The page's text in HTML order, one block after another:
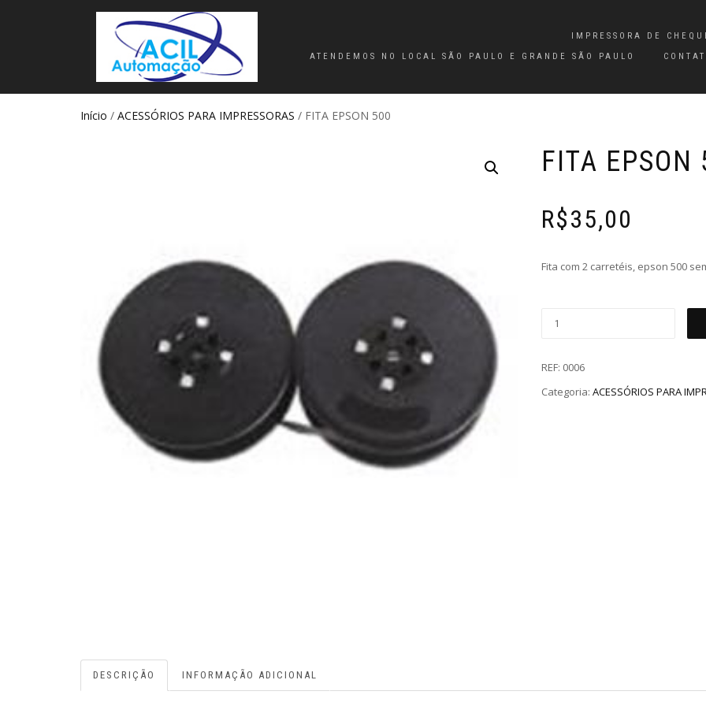
IMPRESSORA DE
ATENDEMOS NO LOCAL SÃO PAULO E GRANDE SÃO PAULO
Início / ACESSÓRIOS PARA IMPRESSORAS / FITA EPSON 500
FITA EPSON
R$35,00
Fita com 2 carretéis, epson 500
REF: 0006
Categoria: ACESSÓRIOS PARA
DESCRIÇÃO INFORMAÇÃO ADICIONAL